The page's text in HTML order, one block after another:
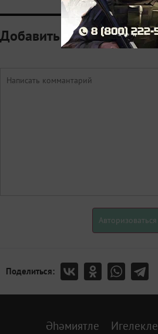
Добавить комментарий
Авторизоваться
Поделиться:
Әһәмиятле Игелекле